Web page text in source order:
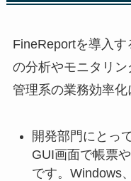
FineReportを導入
の分析やモニタリ
管理系の業務効率化
開発部門にとっ
GUI画面で帳票
です。Windows